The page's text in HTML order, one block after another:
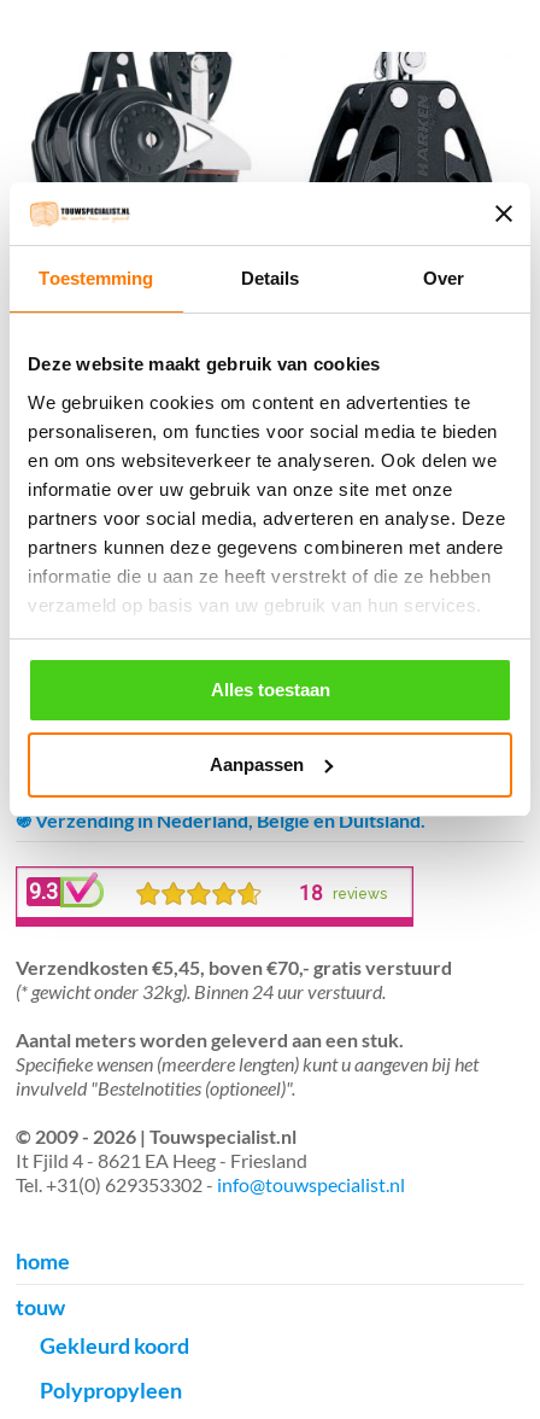
Toestemming Details Over
Deze website maakt gebruik van cookies
We gebruiken cookies om content en advertenties te
personaliseren, om functies voor social media te bieden
en om ons websiteverkeer te analyseren. Ook delen we
informatie over uw gebruik van onze site met onze
partners voor social media, adverteren en analyse. Deze
partners kunnen deze gegevens combineren met andere
informatie die u aan ze heeft verstrekt of die ze hebben
verzameld op basis van uw gebruik van hun services.
Alles toestaan
Aanpassen
343.80incl. BTW
Bestel nu
€106.80incl. BTW
Bestel nu
Winkelwagen
Geen producten in de winkelwagen.
֍ Groot aanbod & scherpe prijzen!
֍ Deskundig advies en gratis proefstukjes.
֍ Verzending in Nederland, België en Duitsland.
Verzendkosten €5,45, boven €70,- gratis verstuurd
(* gewicht onder 32kg). Binnen 24 uur verstuurd.
Aantal meters worden geleverd aan een stuk.
Specifieke wensen (meerdere lengten) kunt u aangeven bij het
invulveld "Bestelnotities (optioneel)".
© 2009 - 2026 | Touwspecialist.nl
It Fjild 4 - 8621 EA Heeg - Friesland
Tel. +31(0) 629353302 - info@touwspecialist.nl
home
touw
Gekleurd koord
Polypropyleen